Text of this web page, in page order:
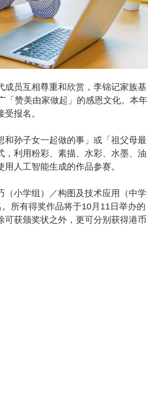
员互相尊重和欣赏，李锦记家族基
「赞美由家做起」的感恩文化。本年
报名。
孙子女一起做的事」或「祖父母最
利用粉彩、素描、水彩、水墨、油
人工智能生成的作品参赛。
小学组）／构图及技术应用（中学
所有得奖作品将于10月11日举办的
获颁奖状之外，更可分别获得港币